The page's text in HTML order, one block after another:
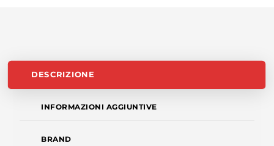
DESCRIZIONE
INFORMAZIONI AGGIUNTIVE
BRAND